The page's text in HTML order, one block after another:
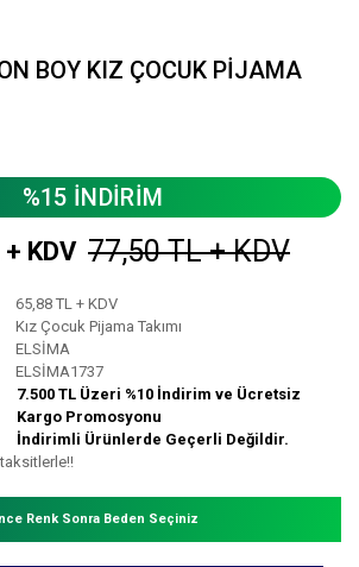
BOY KIZ ÇOCUK PİJAMA
%15 İNDİRİM
KDV 77,50 TL + KDV
65,88 TL + KDV
Kız Çocuk Pijama Takımı
ELSİMA
ELSİMA1737
7.500 TL Üzeri %10 İndirim ve Ücretsiz
Kargo Promosyonu
İndirimli Ürünlerde Geçerli Değildir.
Renk Sonra Beden Seçiniz